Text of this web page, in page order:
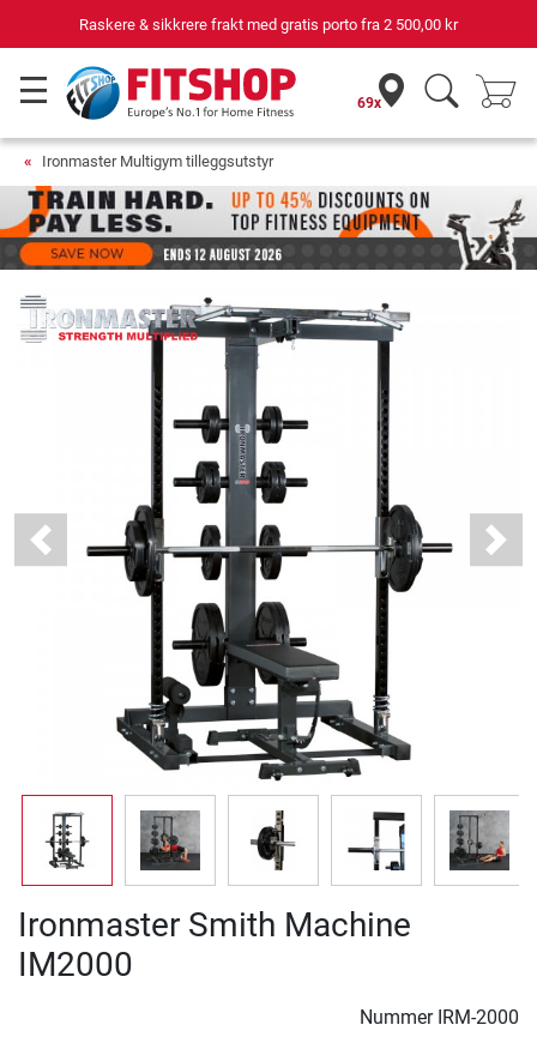
Raskere & sikkrere frakt med gratis porto fra 2 500,00 kr
69x
Ironmaster Multigym tilleggsutstyr
Previous Next
Ironmaster Smith Machine
IM2000
Nummer IRM-2000